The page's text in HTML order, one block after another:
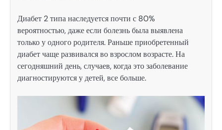
Диабет 2 типа наследуется почти с 80%
вероятностью, даже если болезнь была выявлена
только у одного родителя. Раньше приобретенный
диабет чаще развивался во взрослом возрасте. На
сегодняшний день, случаев, когда это заболевание
диагностируются у детей, все больше.